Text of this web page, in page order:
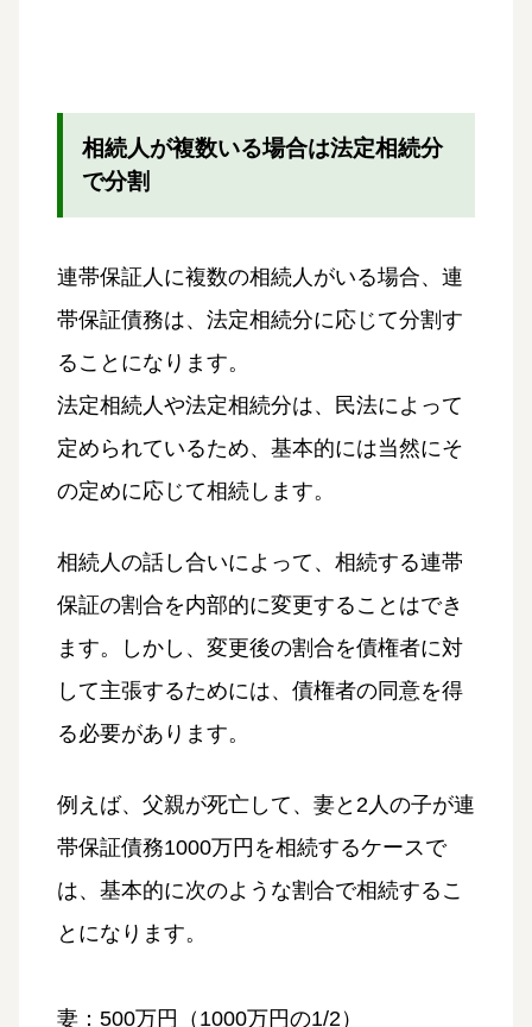
相続人が複数いる場合は法定相続分
で分割
連帯保証人に複数の相続人がいる場合、連
帯保証債務は、法定相続分に応じて分割す
ることになります。
法定相続人や法定相続分は、民法によって
定められているため、基本的には当然にそ
の定めに応じて相続します。
相続人の話し合いによって、相続する連帯
保証の割合を内部的に変更することはでき
ます。しかし、変更後の割合を債権者に対
して主張するためには、債権者の同意を得
る必要があります。
例えば、父親が死亡して、妻と2人の子が連
帯保証債務1000万円を相続するケースで
は、基本的に次のような割合で相続するこ
とになります。
妻：500万円（1000万円の1/2）